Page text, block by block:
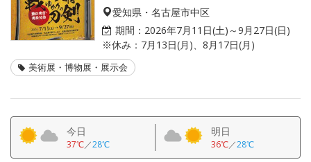
愛知県・名古屋市中区
期間： 2026年7月11日(土)～9月27日(日)
※休み：7月13日(月)、8月17日(月)
美術展・博物展・展示会
今日
37℃／28℃
明日
36℃／28℃